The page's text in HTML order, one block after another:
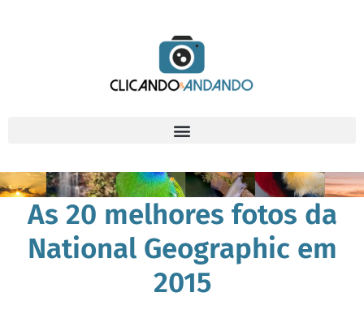
As 20 melhores fotos da
National Geographic em
2015